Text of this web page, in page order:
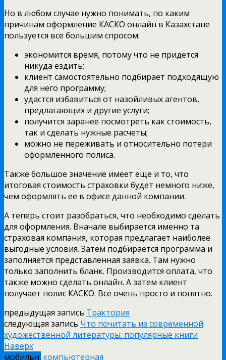
Но в любом случае нужно понимать, по каким
причинам оформление КАСКО онлайн в Казахстане
пользуется все большим спросом:
экономится время, потому что не придется
никуда ездить;
клиент самостоятельно подбирает подходящую
для него программу;
удастся избавиться от назойливых агентов,
предлагающих и другие услуги;
получится заранее посмотреть как стоимость,
так и сделать нужные расчеты;
можно не переживать и относительно потери
оформленного полиса.
Также большое значение имеет еще и то, что
итоговая стоимость страховки будет немного ниже,
чем оформлять ее в офисе данной компании.
А теперь стоит разобраться, что необходимо сделать
для оформления. Вначале выбирается именно та
страховая компания, которая предлагает наиболее
выгодные условия. Затем подбирается программа и
заполняется представленная заявка. Там нужно
только заполнить бланк. Производится оплата, что
также можно сделать онлайн. А затем клиент
получает полис КАСКО. Все очень просто и понятно.
предыдущая запись Трактория
следующая запись Что почитать из современной
художественной литературы: популярные книги
Наверх
мобильн. компьютерная